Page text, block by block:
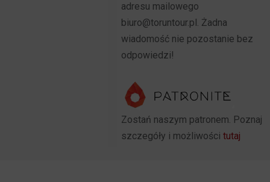
adresu mailowego
biuro@toruntour.pl. Żadna
wiadomość nie pozostanie bez
odpowiedzi!
Zostań naszym patronem. Poznaj
szczegóły i możliwości tutaj